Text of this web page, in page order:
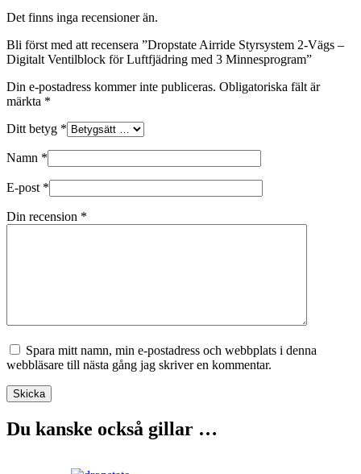
Det finns inga recensioner än.
Bli först med att recensera ”Dropstate Airride Styrsystem 2-Vägs –
Digitalt Ventilblock för Luftfjädring med 3 Minnesprogram”
Din e-postadress kommer inte publiceras. Obligatoriska fält är
märkta *
Ditt betyg *
Namn *
E-post *
Din recension *
Spara mitt namn, min e-postadress och webbplats i denna
webbläsare till nästa gång jag skriver en kommentar.
Skicka
Du kanske också gillar …